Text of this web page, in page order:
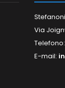
Via
Telefono:
E-mail: